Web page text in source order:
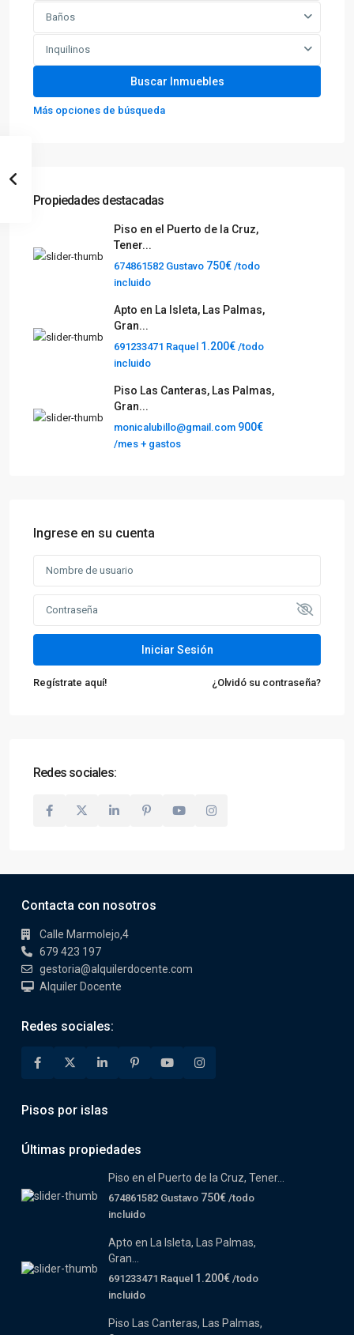
Baños
Inquilinos
Más opciones de búsqueda
Propiedades destacadas
Piso en el Puerto de la Cruz,
Tener...
674861582 Gustavo 750€ /todo
incluido
Apto en La Isleta, Las Palmas,
Gran...
691233471 Raquel 1.200€ /todo
incluido
Piso Las Canteras, Las Palmas,
Gran...
monicalubillo@gmail.com 900€
/mes + gastos
Ingrese en su cuenta
Iniciar Sesión
Regístrate aquí! ¿Olvidó su contraseña?
Redes sociales:
Contacta con nosotros
Calle Marmolejo,4
679 423 197
gestoria@alquilerdocente.com
Alquiler Docente
Redes sociales:
Pisos por islas
Últimas propiedades
Piso en el Puerto de la Cruz, Tener...
674861582 Gustavo 750€ /todo
incluido
Apto en La Isleta, Las Palmas,
Gran...
691233471 Raquel 1.200€ /todo
incluido
Piso Las Canteras, Las Palmas,